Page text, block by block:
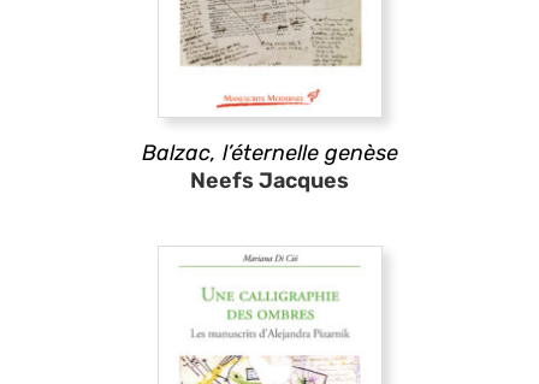
Balzac, l’éternelle genèse
Neefs Jacques